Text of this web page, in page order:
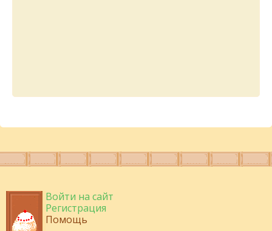
Войти на сайт
Регистрация
Помощь